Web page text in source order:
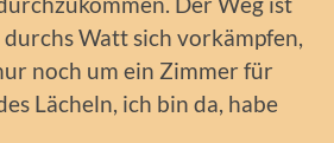
Watt sich vorkämpfen,
noch um ein Zimmer für
Lächeln, ich bin da, habe